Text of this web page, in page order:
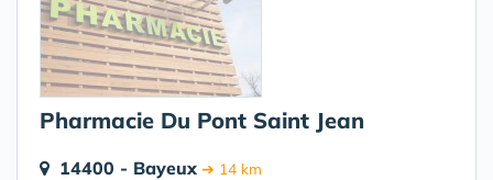
Pharmacie Du Pont Saint Jean
14400 - Bayeux ➔ 14 km